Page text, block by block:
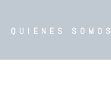
QUIENES SOMOS